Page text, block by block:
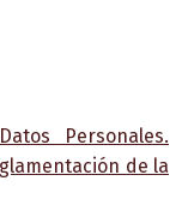
Personales.
de la